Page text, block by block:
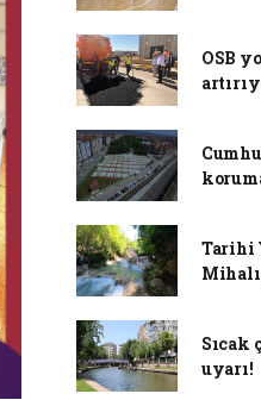
OSB
Tarihi
Sıcak
uyarı!